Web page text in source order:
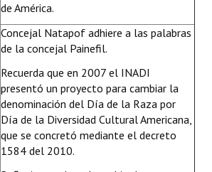
de América.
Concejal Natapof adhiere a las palabras
de la concejal Painefil.
Recuerda que en 2007 el INADI
presentó un proyecto para cambiar la
denominación del Día de la Raza por
Día de la Diversidad Cultural Americana,
que se concretó mediante el decreto
1584 del 2010.